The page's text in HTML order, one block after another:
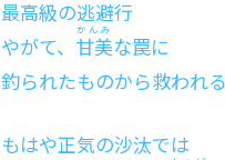
最高級の逃避行
やがて、 甘美
かんみ
な罠に
釣られたものから救われ
もはや正気の沙汰では